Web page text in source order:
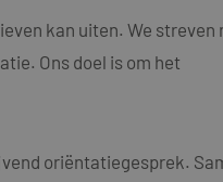
kan uiten. We streven
Ons doel is om het
oriëntatiegesprek.
,
de
sessie van de
om het
tussen veel
kunnen worden